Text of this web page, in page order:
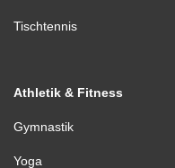
Tischtennis
Athletik & Fitness
Gymnastik
Yoga